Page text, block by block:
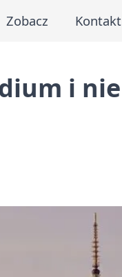
Zobacz Kontakt
i nie